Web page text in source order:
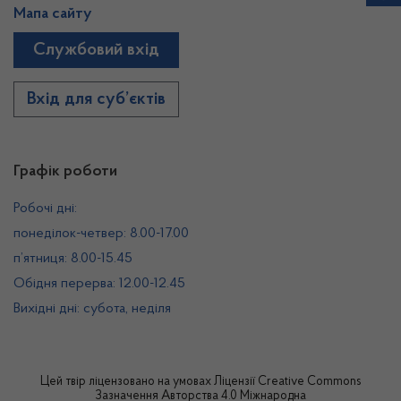
Графік роботи
Робочі дні:
понеділок-четвер: 8.00-17.00
п’ятниця: 8.00-15.45
Обідня перерва: 12.00-12.45
Вихідні дні: субота, неділя
Мапа сайту
Службовий вхід
Вхід для суб’єктів
Цей твір ліцензовано на умовах Ліцензії Creative Commons
Зазначення Авторства 4.0 Міжнародна